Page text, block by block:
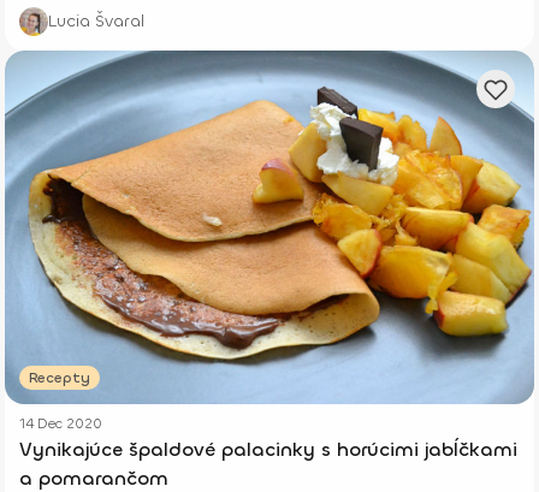
Lucia Švaral
Recepty
14 Dec 2020
Vynikajúce špaldové palacinky s horúcimi jabĺčkami
a pomarančom